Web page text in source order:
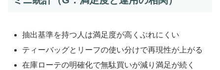
抽出基準を持つ人は満足度が高くぶれにくい
ティーバッグとリーフの使い分けで再現性が上がる
在庫ローテの明確化で無駄買いが減り満足が続く